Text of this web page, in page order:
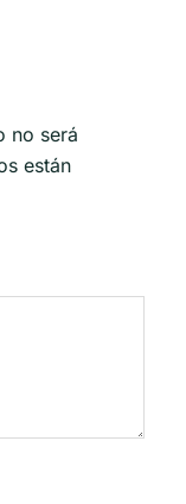
no será
están